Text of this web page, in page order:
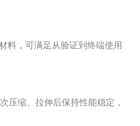
料，可满足从验证到终端使用
压缩、拉伸后保持性能稳定，